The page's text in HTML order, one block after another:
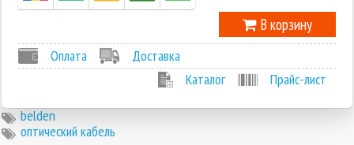
В корзину
Оплата
Доставка
Каталог
Прайс-лист
belden
оптический кабель